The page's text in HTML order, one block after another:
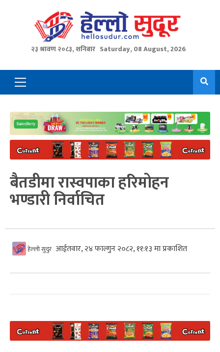
२३ श्रावण २०८३, शनिबार Saturday, 08 August, 2026
Primary
Menu
बैतडीमा रास्वपाका हरिमोहन
भण्डारी निर्वाचित
हेल्लो सुदुर आईतवार, २४ फाल्गुन २०८२, ११:१३ मा प्रकाशित